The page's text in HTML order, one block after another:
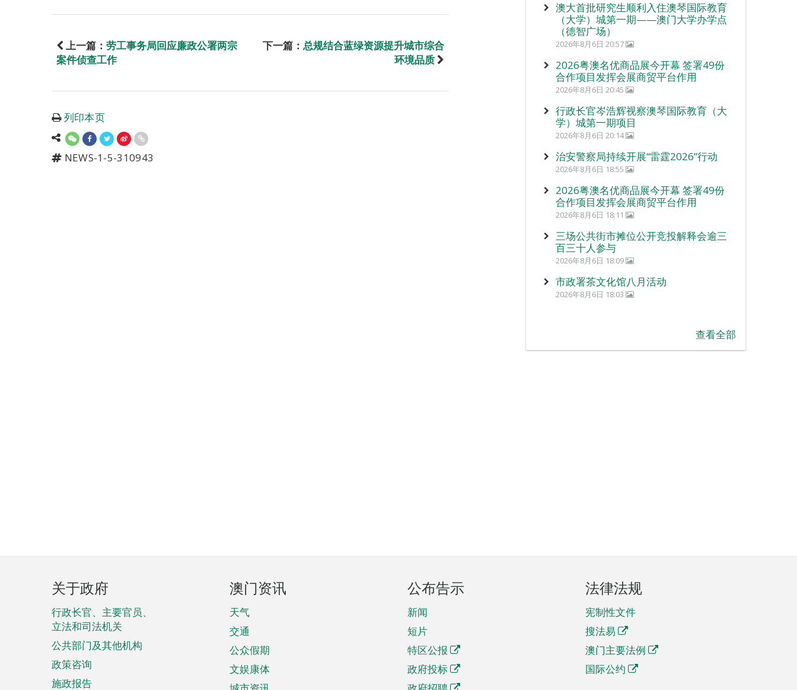
上一篇： 劳工事务局回应廉政公署两宗
案件侦查工作
下一篇： 总规结合蓝绿资源提升城市综合
环境品质
列印本页
NEWS-1-5-310943
澳大首批研究生顺利入住澳琴国际教育
（大学）城第一期——澳门大学办学点
（德智广场）
2026年8月6日 20:57
2026粤澳名优商品展今开幕 签署49份
合作项目发挥会展商贸平台作用
2026年8月6日 20:45
行政长官岑浩辉视察澳琴国际教育（大
学）城第一期项目
2026年8月6日 20:14
治安警察局持续开展“雷霆2026”行动
2026年8月6日 18:55
2026粤澳名优商品展今开幕 签署49份
合作项目发挥会展商贸平台作用
2026年8月6日 18:11
三场公共街市摊位公开竞投解释会逾三
百三十人参与
2026年8月6日 18:09
市政署茶文化馆八月活动
2026年8月6日 18:03
查看全部
页
脚
菜
单
关于政府
行政长官、主要官员、
立法和司法机关
公共部门及其他机构
政策咨询
施政报告
澳门资讯
天气
交通
公众假期
文娱康体
公布告示
新闻
短片
特区公报
政府投标
法律法规
宪制性文件
搜法易
澳门主要法例
国际公约